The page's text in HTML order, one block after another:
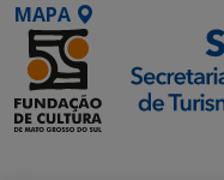
MAPA